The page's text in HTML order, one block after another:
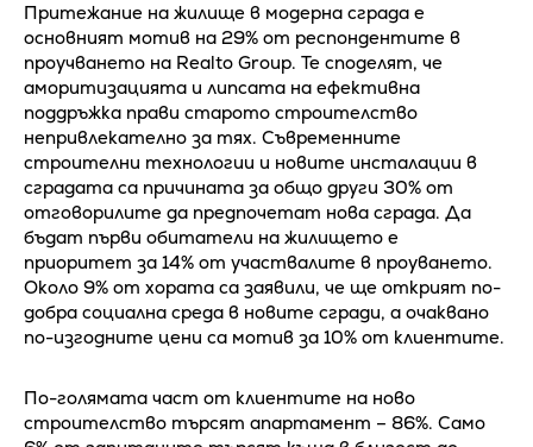
Притежание на жилище в модерна сграда е
основният мотив на 29% от респондентите в
проучването на Realto Group. Те споделят, че
аморитизацията и липсата на ефективна
поддръжка прави старото строителство
непривлекателно за тях. Съвременните
строителни технологии и новите инсталации в
сградата са причината за общо други 30% от
отговорилите да предпочетат нова сграда. Да
бъдат първи обитатели на жилището е
приоритет за 14% от участвалите в проуването.
Около 9% от хората са заявили, че ще открият по-
добра социална среда в новите сгради, а очаквано
по-изгодните цени са мотив за 10% от клиентите.
По-голямата част от клиентите на ново
строителство търсят апартамент – 86%. Само